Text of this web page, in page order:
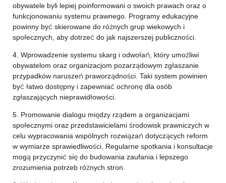
obywatele byli lepiej poinformowani o swoich prawach oraz o
funkcjonowaniu systemu prawnego. Programy edukacyjne
powinny być skierowane do różnych grup wiekowych i
społecznych, aby dotrzeć do jak najszerszej publiczności.
4. Wprowadzenie systemu skarg i odwołań, który umożliwi
obywatelom oraz organizacjom pozarządowym zgłaszanie
przypadków naruszeń praworządności. Taki system powinien
być łatwo dostępny i zapewniać ochronę dla osób
zgłaszających nieprawidłowości.
5. Promowanie dialogu między rządem a organizacjami
społecznymi oraz przedstawicielami środowisk prawniczych w
celu wypracowania wspólnych rozwiązań dotyczących reform
w wymiarze sprawiedliwości. Regularne spotkania i konsultacje
mogą przyczynić się do budowania zaufania i lepszego
zrozumienia potrzeb różnych stron.